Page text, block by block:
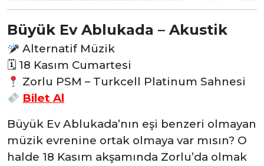
Büyük Ev Ablukada – Akustik
Alternatif Müzik
🗓 18 Kasım Cumartesi
Zorlu PSM – Turkcell Platinum Sahnesi
Bilet Al
Büyük Ev Ablukada’nın eşi benzeri olmayan
müzik evrenine ortak olmaya var mısın? O
halde 18 Kasım akşamında Zorlu’da olmak